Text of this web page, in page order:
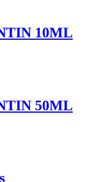
10ML
50ML